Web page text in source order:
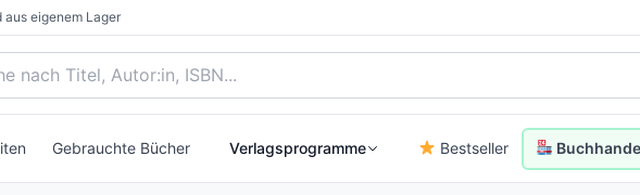
aus eigenem Lager
suchen nach Titel, Autor:in oder ISBN
Gebrauchte Bücher Verlagsprogramme Bestseller